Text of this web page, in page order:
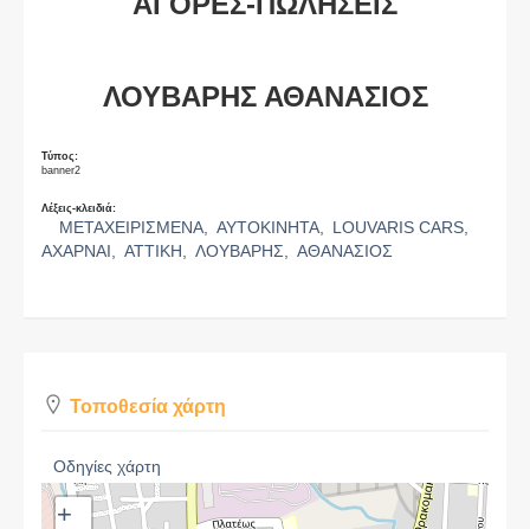
ΛΟΥΒΑΡΗΣ ΑΘΑΝΑΣΙΟΣ
Τύπος:
banner2
Λέξεις-κλειδιά:
ΜΕΤΑΧΕΙΡΙΣΜΕΝΑ, ΑΥΤΟΚΙΝΗΤΑ,
LOUVARIS CARS,
ΑΧΑΡΝΑΙ,
ΑΤΤΙΚΗ, ΛΟΥΒΑΡΗΣ, ΑΘΑΝΑΣΙΟΣ
Τοποθεσία χάρτη
Οδηγίες χάρτη
+